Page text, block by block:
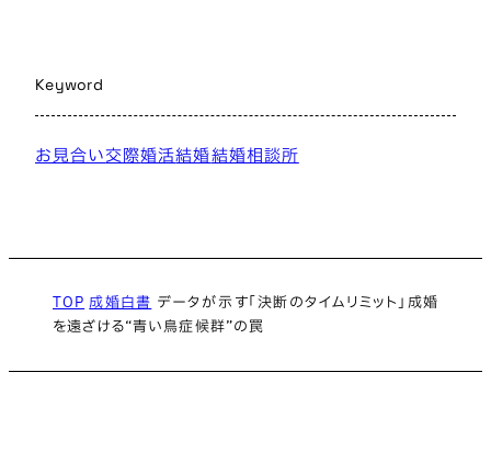
Keyword
お見合い交際婚活結婚結婚相談所
TOP 成婚白書 データが示す「決断のタイムリミット」成婚
を遠ざける“青い鳥症候群”の罠